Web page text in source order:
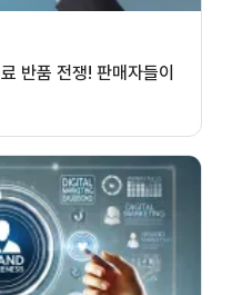
반품 전쟁! 판매자들이